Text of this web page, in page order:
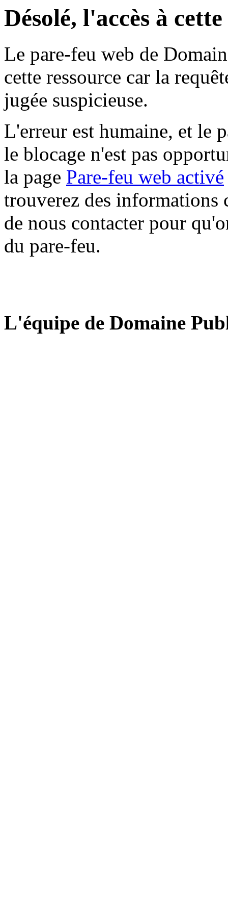
Désolé, l'accès à
Le pare-feu web de
cette ressource car la
jugée suspicieuse.
L'erreur est humaine, et le
le blocage n'est pas
la page Pare-feu web activé
trouverez des informations
de nous contacter pour
du pare-feu.
L'équipe de Domaine